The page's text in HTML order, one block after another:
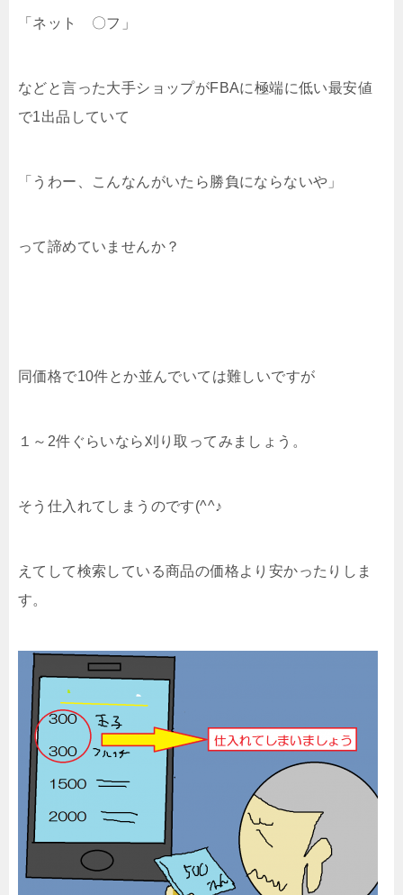
「ネット 〇フ」
などと言った大手ショップがFBAに極端に低い最安値
で1出品していて
「うわー、こんなんがいたら勝負にならないや」
って諦めていませんか？
同価格で10件とか並んでいては難しいですが
１～2件ぐらいなら刈り取ってみましょう。
そう仕入れてしまうのです(^^♪
えてして検索している商品の価格より安かったりしま
す。